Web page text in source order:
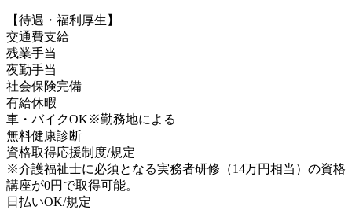
【待遇・福利厚生】
交通費支給
残業手当
夜勤手当
社会保険完備
有給休暇
車・バイクOK※勤務地による
無料健康診断
資格取得応援制度/規定
※介護福祉士に必須となる実務者研修（14万円相当）の資格
講座が0円で取得可能。
日払いOK/規定